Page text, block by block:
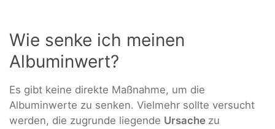
Wie senke ich meinen
Albuminwert?
Es gibt keine direkte Maßnahme, um die
Albuminwerte zu senken. Vielmehr sollte versucht
werden, die zugrunde liegende Ursache zu